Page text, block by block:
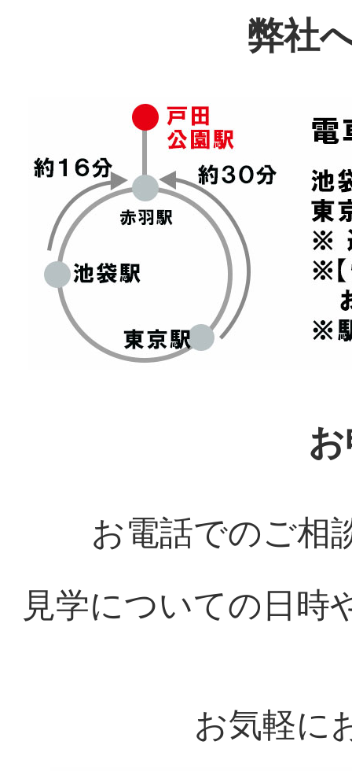
弊社
お電話でのご相
見学についての日時
お気軽に